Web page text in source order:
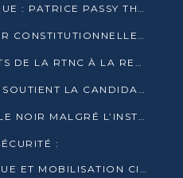
INTELLIGENCE ÉCONOMIQUE : PATRICE PASSY THÉORISE UNE STRATÉGIE ADAPTÉE AUX CONTEXTES FRAGMENTÉS
PRÉSIDENTIELLE : LA COUR CONSTITUTIONNELLE CONFIRME LA VICTOIRE DE SASSOU NGUESSO AVEC 94,90 % DES SUFFRAGES
RDC : PLUS DE 500 AGENTS DE LA RTNC À LA RETRAITE, UNE PAGE SE TOURNE
ONU : L’UNION AFRICAINE SOUTIENT LA CANDIDATURE DE MACKY SALL
MADIBOU PLONGÉ DANS LE NOIR MALGRÉ L’INSTALLATION D’UN NOUVEAU TRANSFORMATEUR
:
POUR NOTRE SOUVERAINETÉ NATIONALE